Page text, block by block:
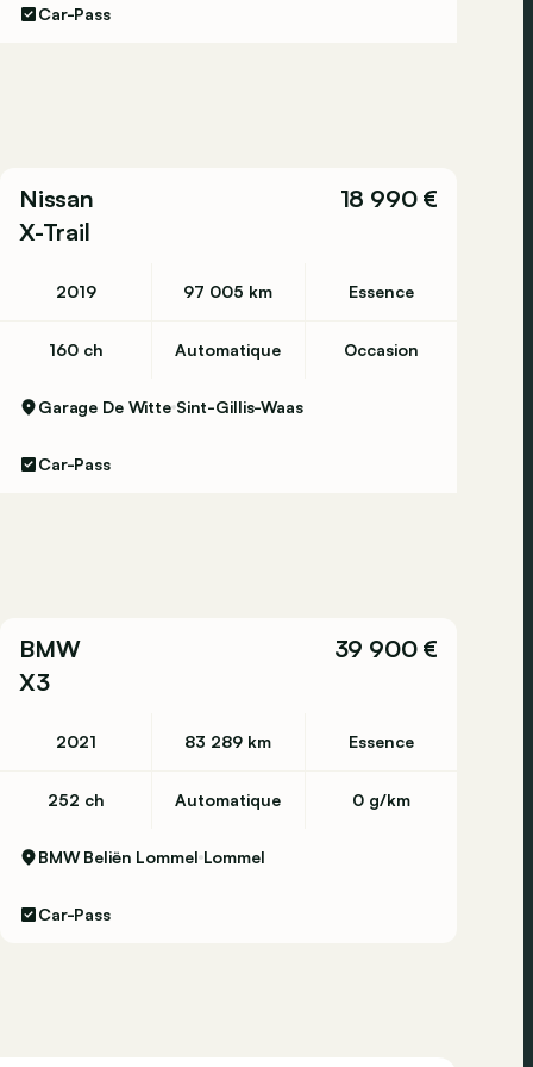
Car-Pass
Nissan
X-Trail
18 990 €
2019 97 005 km Essence
160 ch Automatique Occasion
Garage De Witte Sint-Gillis-Waas
Car-Pass
BMW
X3
39 900 €
2021 83 289 km Essence
252 ch Automatique 0 g/km
BMW Beliën Lommel Lommel
Car-Pass